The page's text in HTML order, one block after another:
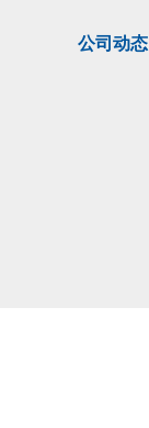
公司动态